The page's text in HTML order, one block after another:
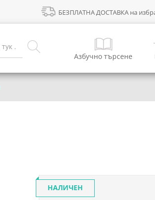
БЕЗПЛАТНА ДОСТАВКА на
Азбучно търсене
НАЛИЧЕН